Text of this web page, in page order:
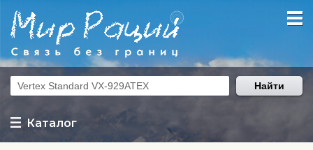
Каталог
Найти